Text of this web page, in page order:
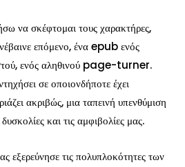
να σκέφτομαι τους χαρακτήρες,
επόμενο, ένα epub ενός
ενός αληθινού page-turner.
σε οποιονδήποτε έχει
ακριβώς, μια ταπεινή υπενθύμιση
και τις αμφιβολίες μας.
εξερεύνησε τις πολυπλοκότητες των